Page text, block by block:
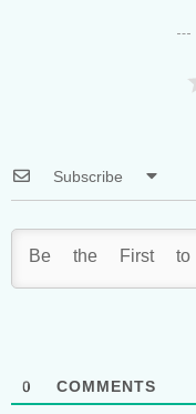
Subscribe
0 COMMENTS